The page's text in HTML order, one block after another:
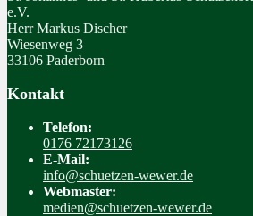
e.V.
Herr Markus Discher
Wiesenweg 3
33106 Paderborn
Kontakt
Telefon:
0176 72173126
E-Mail:
info@schuetzen-wewer.de
Webmaster:
medien@schuetzen-wewer.de